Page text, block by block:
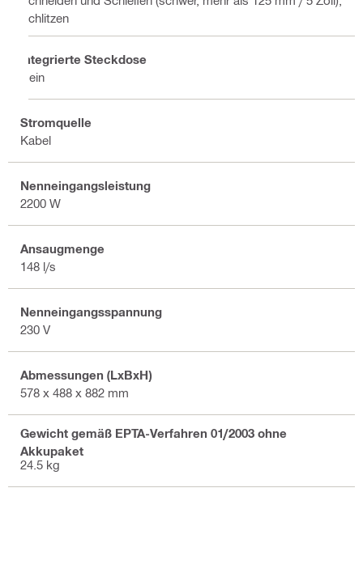
Schlitzen
Integrierte Steckdose
Nein
Stromquelle
Kabel
Nenneingangsleistung
2200 W
Ansaugmenge
148 l/s
Nenneingangsspannung
230 V
Abmessungen (LxBxH)
578 x 488 x 882 mm
Gewicht gemäß EPTA-Verfahren 01/2003 ohne
Akkupaket
24.5 kg